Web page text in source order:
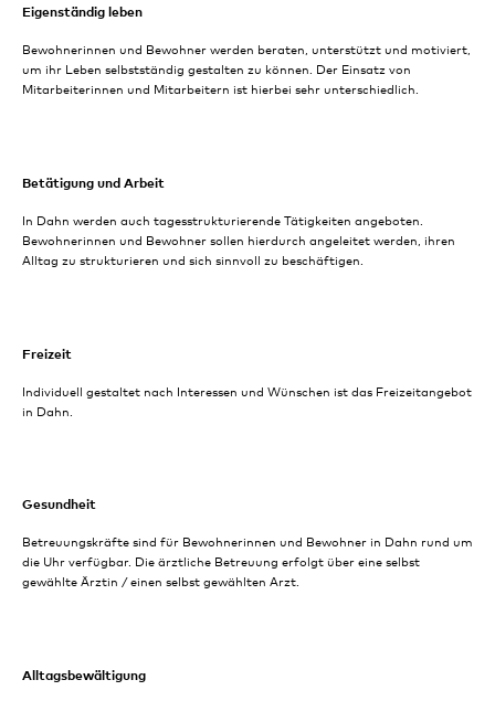
Eigenständig leben
Bewohnerinnen und Bewohner werden beraten, unterstützt und motiviert,
um ihr Leben selbstständig gestalten zu können. Der Einsatz von
Mitarbeiterinnen und Mitarbeitern ist hierbei sehr unterschiedlich.
Betätigung und Arbeit
In Dahn werden auch tagesstrukturierende Tätigkeiten angeboten.
Bewohnerinnen und Bewohner sollen hierdurch angeleitet werden, ihren
Alltag zu strukturieren und sich sinnvoll zu beschäftigen.
Freizeit
Individuell gestaltet nach Interessen und Wünschen ist das Freizeitangebot
in Dahn.
Gesundheit
Betreuungskräfte sind für Bewohnerinnen und Bewohner in Dahn rund um
die Uhr verfügbar. Die ärztliche Betreuung erfolgt über eine selbst
gewählte Ärztin / einen selbst gewählten Arzt.
Alltagsbewältigung